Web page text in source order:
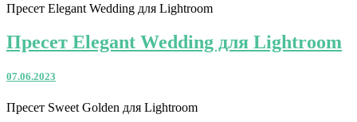
Пресет Elegant Wedding для Lightroom
Пресет Elegant Wedding для Lightroom
07.06.2023
Пресет Sweet Golden для Lightroom